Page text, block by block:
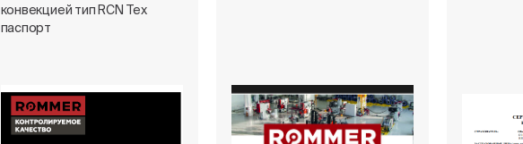
конвекцией тип RCN Тех
паспорт